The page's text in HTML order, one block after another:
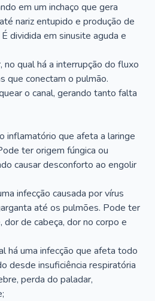
em um inchaço que gera
nariz entupido e produção de
dividida em sinusite aguda e
no qual há a interrupção do fluxo
que conectam o pulmão.
o canal, gerando tanto falta
inflamatório que afeta a laringe
ter origem fúngica ou
causar desconforto ao engolir
infecção causada por vírus
até os pulmões. Pode ter
de cabeça, dor no corpo e
há uma infecção que afeta todo
desde insuficiência respiratória
perda do paladar,